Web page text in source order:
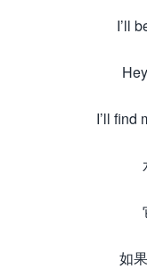
I’ll
I’ll find
如